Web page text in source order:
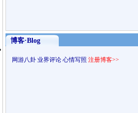
博客·Blog
网游八卦 业界评论 心情写照 注册博客>>